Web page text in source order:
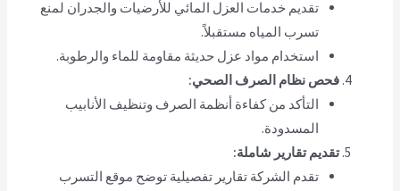
تقديم خدمات العزل المائي للأرضيات والجدران لمنع
تسرب المياه مستقبلاً.
استخدام مواد عزل حديثة مقاومة للماء والرطوبة.
فحص نظام الصرف الصحي:
التأكد من كفاءة أنظمة الصرف وتنظيف الأنابيب
المسدودة.
تقديم تقارير شاملة:
تقدم الشركة تقارير تفصيلية توضح موقع التسرب